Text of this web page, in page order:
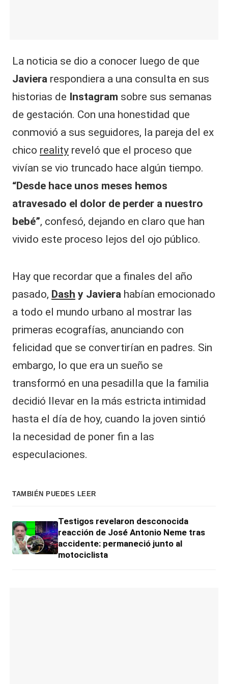
La noticia se dio a conocer luego de que
Javiera respondiera a una consulta en sus
historias de Instagram sobre sus semanas
de gestación. Con una honestidad que
conmovió a sus seguidores, la pareja del ex
chico reality reveló que el proceso que
vivían se vio truncado hace algún tiempo.
“Desde hace unos meses hemos
atravesado el dolor de perder a nuestro
bebé”, confesó, dejando en claro que han
vivido este proceso lejos del ojo público.
Hay que recordar que a finales del año
pasado, Dash y Javiera habían emocionado
a todo el mundo urbano al mostrar las
primeras ecografías, anunciando con
felicidad que se convertirían en padres. Sin
embargo, lo que era un sueño se
transformó en una pesadilla que la familia
decidió llevar en la más estricta intimidad
hasta el día de hoy, cuando la joven sintió
la necesidad de poner fin a las
especulaciones.
TAMBIÉN PUEDES LEER
Testigos revelaron desconocida
reacción de José Antonio Neme tras
accidente: permaneció junto al
motociclista